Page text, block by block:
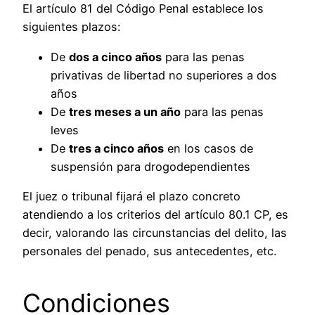
El artículo 81 del Código Penal establece los
siguientes plazos:
De dos a cinco años para las penas
privativas de libertad no superiores a dos
años
De tres meses a un año para las penas
leves
De tres a cinco años en los casos de
suspensión para drogodependientes
El juez o tribunal fijará el plazo concreto
atendiendo a los criterios del artículo 80.1 CP, es
decir, valorando las circunstancias del delito, las
personales del penado, sus antecedentes, etc.
Condiciones